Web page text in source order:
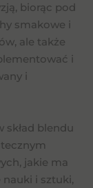
biorąc pod
smakowe i
ale także
i
i
skład blendu
jakie ma
nauki i sztuki,